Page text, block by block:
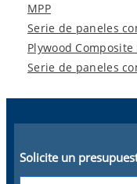
MPP
Serie de paneles
Plywood Composite
Serie de paneles
Solicite un